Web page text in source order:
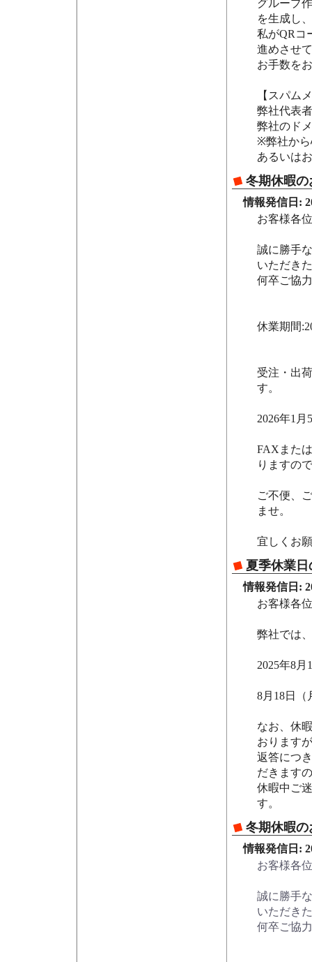
グループ
を生成し
私がQRコ
進めさせ
お手数を
【スパム
弊社代表
弊社のド
※弊社から
あるいは
冬期休暇の
情報発信日:
お客様各位
誠に勝手
いただき
何卒ご協
休業期間
受注・出
す。
2026年1
FAXまた
りますの
ご不便、
ませ。
宜しくお
夏季休業
情報発信日:
お客様各位
弊社では
2025年8
8月18日（
なお、休
おります
返答につ
だきます
休暇中ご
す。
冬期休暇の
情報発信日:
お客様各位
誠に勝手
いただき
何卒ご協